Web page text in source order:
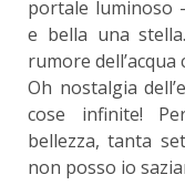
portale luminoso
e bella una
rumore dell’acqua
Oh nostalgia
cose infinite!
bellezza, tanta
non posso io